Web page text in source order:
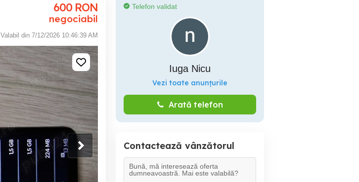
600 RON
negociabil
Valabil din 7/12/2026 10:46:39 AM
Telefon validat
Iuga Nicu
Vezi toate anunțurile
Arată telefon
Contactează vânzătorul